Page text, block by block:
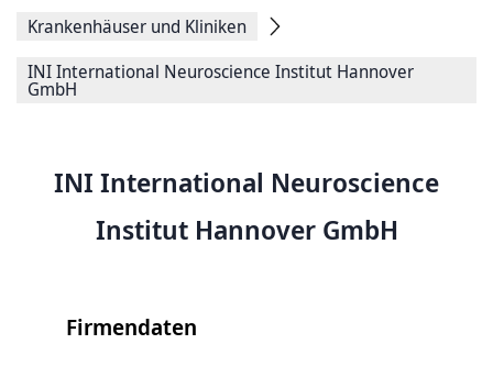
Seite
Krankenhäuser und Kliniken
INI International Neuroscience Institut Hannover
GmbH
INI International Neuroscience
Institut Hannover GmbH
Firmendaten